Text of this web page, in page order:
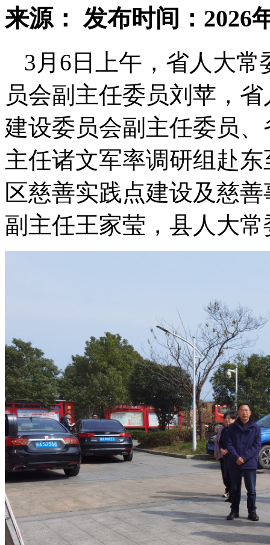
来源： 发布时间：2026
3月6日上午，省人大
员会副主任委员刘苹，
建设委员会副主任委员
主任诸文军率调研组赴
区慈善实践点建设及慈
副主任王家莹，县人大